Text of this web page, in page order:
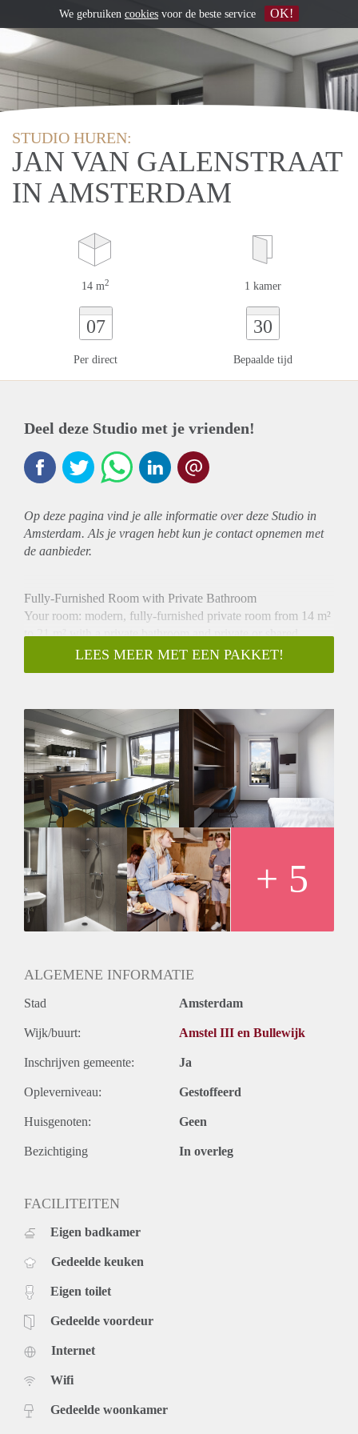
STUDIO HUREN:
JAN VAN GALENSTRAAT
IN AMSTERDAM
14 m2 1 kamer
07
Per direct
30
Bepaalde tijd
Deel deze Studio met je vrienden!
Op deze pagina vind je alle informatie over deze Studio in
Amsterdam. Als je vragen hebt kun je contact opnemen met
de aanbieder.
Fully-Furnished Room with Private Bathroom
Your room: modern, fully-furnished private room from 14 m²
to 21 m² with a private bathroom and private or shared
kitchen (depending on your room type). You also get free
WiFi, a flatscreen TV, your own bike, bed linen, bi-monthly
gym, laundry facilities, a restaurant/bar with great events and
a super cool group of students from all over the world. The
room is available for students only for 10 months period
from €758 p/m based on 15 m2, with all gas/water/electricity
bills included. No extra fees!
We’re located in Amsterdam West is a 15 min bike/tram ride
into the city center, close to universities (VU, etc.), the
Sloterplas Park and within walking distance to trendy new
hotspot, DeSchool. Feel free to visit us or send us a message
for more info! :)
LEES MEER MET EEN PAKKET!
+ 5
ALGEMENE INFORMATIE
Stad Amsterdam
Wijk/buurt: Amstel III en Bullewijk
Inschrijven gemeente: Ja
Opleverniveau: Gestoffeerd
Huisgenoten: Geen
Bezichtiging In overleg
FACILITEITEN
Eigen badkamer
Gedeelde keuken
Eigen toilet
Gedeelde voordeur
Internet
Wifi
Gedeelde woonkamer
We gebruiken cookies voor de beste service OK!